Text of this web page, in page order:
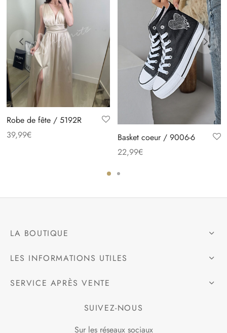
Robe de fête / 5192R
39,99€
Basket coeur / 9006-6
22,99€
LA BOUTIQUE
LES INFORMATIONS UTILES
SERVICE APRÈS VENTE
SUIVEZ-NOUS
Sur les réseaux sociaux